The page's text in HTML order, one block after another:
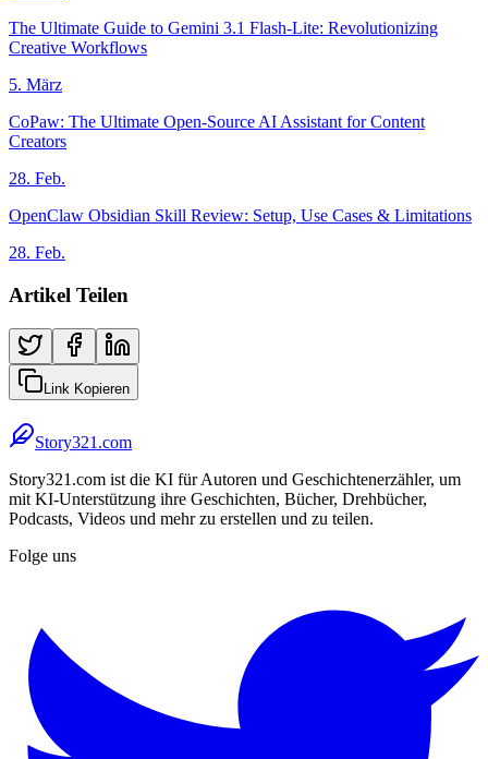
The Ultimate Guide to Gemini 3.1 Flash-Lite: Revolutionizing
Creative Workflows
5. März
CoPaw: The Ultimate Open-Source AI Assistant for Content
Creators
28. Feb.
OpenClaw Obsidian Skill Review: Setup, Use Cases & Limitations
28. Feb.
Artikel Teilen
Link Kopieren
Story321.com
Story321.com ist die KI für Autoren und Geschichtenerzähler, um
mit KI-Unterstützung ihre Geschichten, Bücher, Drehbücher,
Podcasts, Videos und mehr zu erstellen und zu teilen.
Folge uns